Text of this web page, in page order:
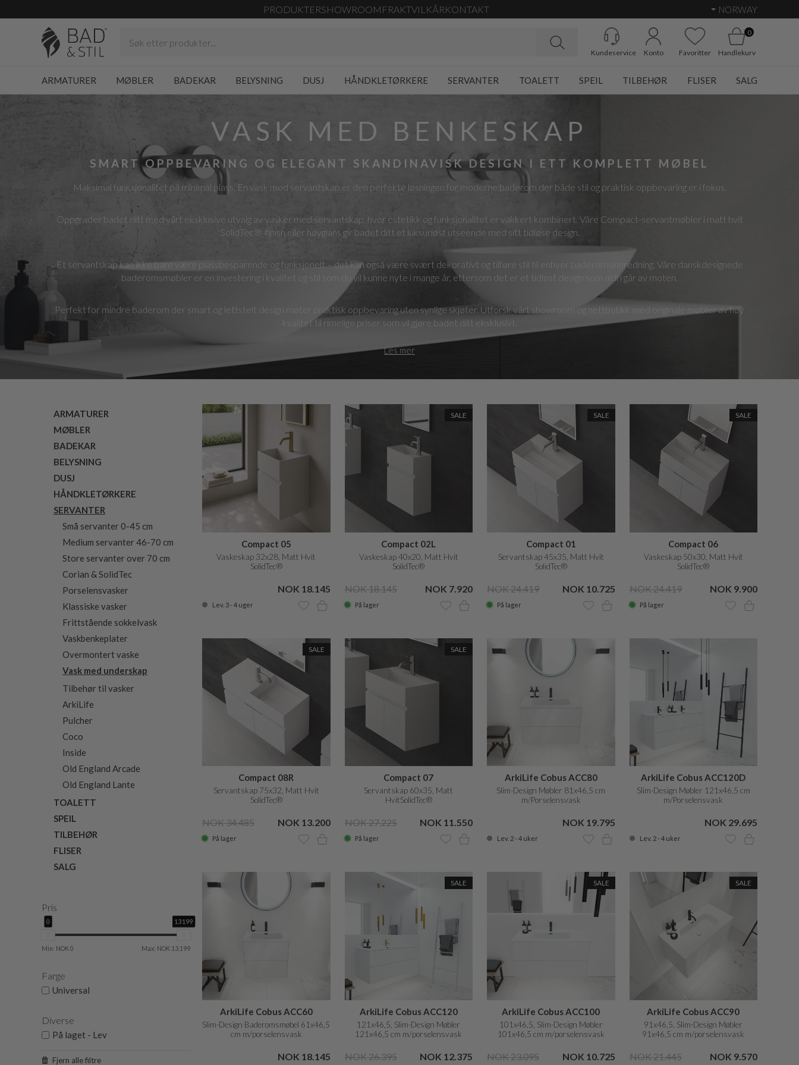
PRODUKTERSHOWROOM FRAKTVILKÅRKONTAKT NORWAY
Kundeservice Konto Favoritter
0
Handlekurv
ARMATURER MØBLER BADEKAR BELYSNING DUSJ HÅNDKLETØRKERE SERVANTER TOALETT SPEIL TILBEHØR FLISER SALG
VASK MED BENKESKAP
SMART OPPBEVARING OG ELEGANT SKANDINAVISK DESIGN I ETT KOMPLETT MØBEL
Maksimal funksjonalitet på minimal plass. En vask med servantskap er den perfekte løsningen for moderne baderom der både stil og praktisk oppbevaring er i fokus.
Oppgrader badet ditt med vårt eksklusive utvalg av vasker med servantskap, hvor estetikk og funksjonalitet er vakkert kombinert. Våre Compact-servantmøbler i matt hvit
SolidTec®-finish eller høyglans gir badet ditt et luksuriøst utseende med sitt tidløse design.
Et servantskap kan ikke bare være plassbesparende og funksjonelt – det kan også være svært dekorativt og tilføre stil til enhver baderomsinnredning. Våre danskdesignede
baderomsmøbler er en investering i kvalitet og stil som du vil kunne nyte i mange år, ettersom det er et tidløst design som aldri går av moten.
Perfekt for mindre baderom der smart og lettstelt design møter praktisk oppbevaring uten synlige skjøter. Utforsk vårt showroom og nettbutikk med originale møbler av høy
kvalitet til rimelige priser som vil gjøre badet ditt eksklusivt.
Les mer
ARMATURER
MØBLER
BADEKAR
BELYSNING
DUSJ
HÅNDKLETØRKERE
SERVANTER
Små servanter 0-45 cm
Medium servanter 46-70 cm
Store servanter over 70 cm
Corian & SolidTec
Porselensvasker
Klassiske vasker
Frittstående sokkelvask
Vaskbenkeplater
Overmontert vaske
Vask med underskap
Tilbehør til vasker
ArkiLife
Pulcher
Coco
Inside
Old England Arcade
Old England Lante
TOALETT
SPEIL
TILBEHØR
FLISER
SALG
Pris
0 13199
Min: NOK 0 Max: NOK 13.199
Farge
Universal
Diverse
På laget - Lev
Fjern alle filtre
Compact 05
Vaskeskap 32x28, Matt Hvit
SolidTec®
NOK 18.145
Lev. 3 - 4 uger
SALE
Compact 02L
Vaskeskap 40x20, Matt Hvit
SolidTec®
NOK 18.145 NOK 7.920
På lager
SALE
Compact 01
Servantskap 45x35, Matt Hvit
SolidTec®
NOK 24.419 NOK 10.725
På lager
SALE
Compact 06
Vaskeskap 50x30, Matt Hvit
SolidTec®
NOK 24.419 NOK 9.900
På lager
SALE
Compact 08R
Servantskap 75x32, Matt Hvit
SolidTec®
NOK 34.485 NOK 13.200
På lager
SALE
Compact 07
Servantskap 60x35, Matt
HvitSolidTec®
NOK 27.225 NOK 11.550
På lager
ArkiLife Cobus ACC80
Slim-Design Møbler 81x46,5 cm
m/Porselensvask
NOK 19.795
Lev. 2 - 4 uker
ArkiLife Cobus ACC120D
Slim-Design Møbler 121x46,5 cm
m/Porselensvask
NOK 29.695
Lev. 2 - 4 uker
ArkiLife Cobus ACC60
Slim-Design Baderomsmøbel 61x46,5
cm m/porselensvask
NOK 18.145
SALE
ArkiLife Cobus ACC120
121x46,5, Slim-Design Møbler
121x46,5 cm m/porselensvask
NOK 26.395 NOK 12.375
SALE
ArkiLife Cobus ACC100
101x46,5, Slim-Design Møbler
101x46,5 cm m/porselensvask
NOK 23.095 NOK 10.725
SALE
ArkiLife Cobus ACC90
91x46,5, Slim-Design Møbler
91x46,5 cm m/porselensvask
NOK 21.445 NOK 9.570